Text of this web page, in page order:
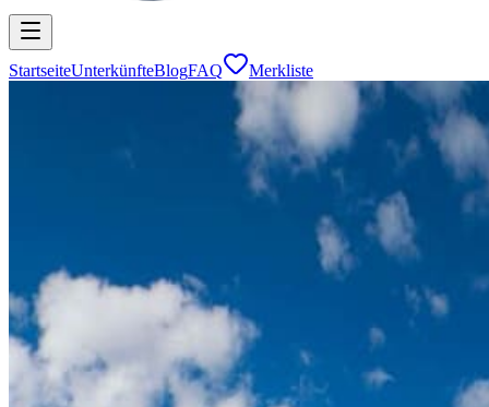
StartseiteUnterkünfteBlogFAQ Merkliste